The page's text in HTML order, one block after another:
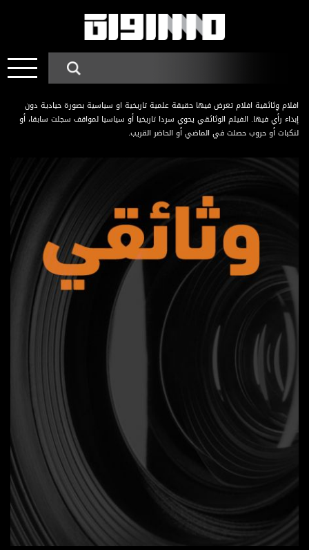
افلام وِثائقية افلام تعرض فيها حقيقة علمية تاريخية او سياسية بصورة حيادية دون
إبداء رأي فيها. الفيلم الوثائقي يحوي سردا تاريخيا أو سياسيا لمواقف سجلت سابقا، أو
لنكبات أو حروب حصلت في الماضي أو الحاضر القريب.